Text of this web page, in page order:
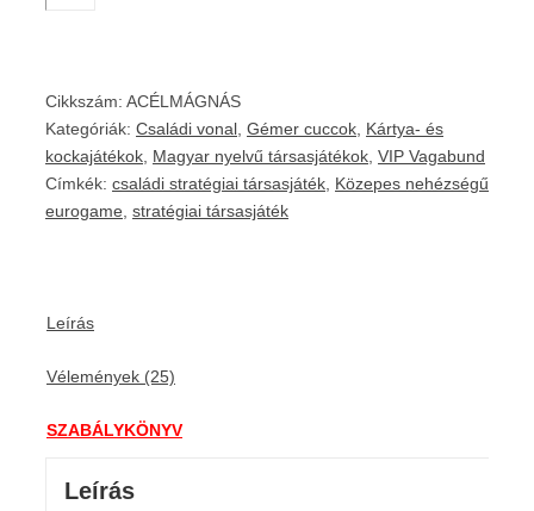
Cikkszám: ACÉLMÁGNÁS
Kategóriák: Családi vonal Gémer cuccok Kártya- és
kockajátékok Magyar nyelvű társasjátékok VIP Vagabund
Címkék: családi stratégiai társasjáték Közepes nehézségű
eurogame stratégiai társasjáték
Leírás
Vélemények (25)
SZABÁLYKÖNYV
Leírás